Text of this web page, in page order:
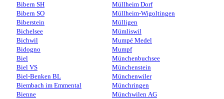
Bibern SH
Bibern SO
Biberstein
Bichelsee
Bichwil
Bidogno
Biel
Biel VS
Biel-Benken BL
Biembach im Emmental
Bienne
Müllheim Dorf
Müllheim-Wigoltingen
Mülligen
Mümliswil
Mumpé Medel
Mumpf
Münchenbuchsee
Münchenstein
Münchenwiler
Münchringen
Münchwilen AG